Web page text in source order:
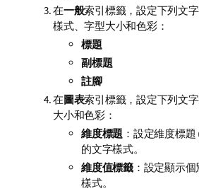
在一般索引標籤，設定下列文
樣式、字型大小和色彩：
標題
副標題
註腳
在圖表索引標籤，設定下列文
大小和色彩：
維度標題 ：設定維度標
的文字樣式。
維度值標籤：設定顯示
樣式。